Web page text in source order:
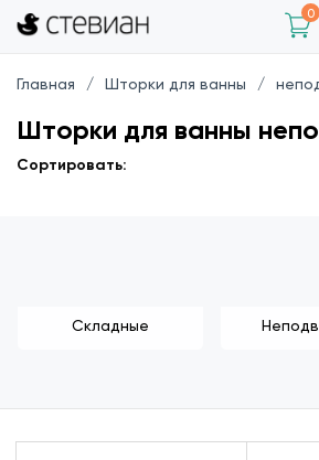
0
Главная Шторки для ванны
Шторки для ванны
Сортировать:
Складные